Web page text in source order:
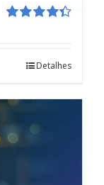
Detalhes